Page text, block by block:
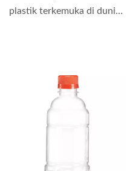
plastik terkemuka di dunia,